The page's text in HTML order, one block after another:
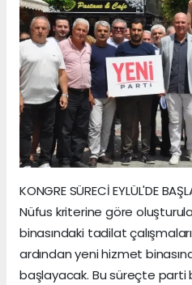
KONGRE SÜRECİ EYLÜL'DE
Nüfus kriterine göre
binasındaki tadilat
ardından yeni hizmet
başlayacak. Bu süreçte parti